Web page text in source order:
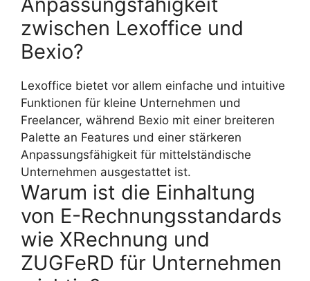
zwischen Lexoffice und
Bexio?
Lexoffice bietet vor allem einfache und intuitive
Funktionen für kleine Unternehmen und
Freelancer, während Bexio mit einer breiteren
Palette an Features und einer stärkeren
Anpassungsfähigkeit für mittelständische
Unternehmen ausgestattet ist.
Warum ist die Einhaltung
von E-Rechnungsstandards
wie XRechnung und
ZUGFeRD für Unternehmen